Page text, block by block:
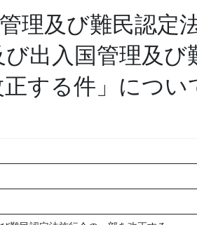
理及び難民認定
出入国管理及び
する件」につい